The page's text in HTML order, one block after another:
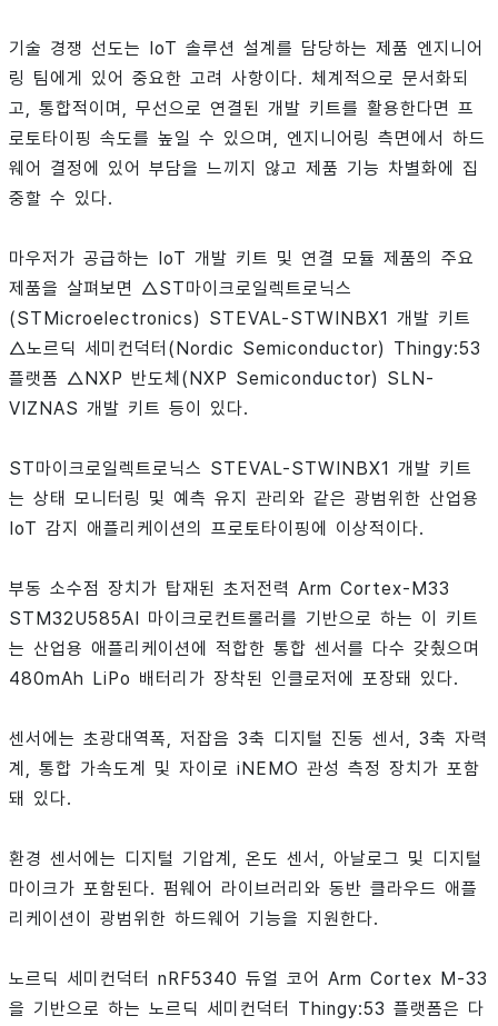
기술 경쟁 선도는 IoT 솔루션 설계를 담당하는 제품 엔지니어
링 팀에게 있어 중요한 고려 사항이다. 체계적으로 문서화되
고, 통합적이며, 무선으로 연결된 개발 키트를 활용한다면 프
로토타이핑 속도를 높일 수 있으며, 엔지니어링 측면에서 하드
웨어 결정에 있어 부담을 느끼지 않고 제품 기능 차별화에 집
중할 수 있다.
마우저가 공급하는 IoT 개발 키트 및 연결 모듈 제품의 주요
제품을 살펴보면 △ST마이크로일렉트로닉스
(STMicroelectronics) STEVAL-STWINBX1 개발 키트
△노르딕 세미컨덕터(Nordic Semiconductor) Thingy:53
플랫폼 △NXP 반도체(NXP Semiconductor) SLN-
VIZNAS 개발 키트 등이 있다.
ST마이크로일렉트로닉스 STEVAL-STWINBX1 개발 키트
는 상태 모니터링 및 예측 유지 관리와 같은 광범위한 산업용
IoT 감지 애플리케이션의 프로토타이핑에 이상적이다.
부동 소수점 장치가 탑재된 초저전력 Arm Cortex-M33
STM32U585AI 마이크로컨트롤러를 기반으로 하는 이 키트
는 산업용 애플리케이션에 적합한 통합 센서를 다수 갖췄으며
480mAh LiPo 배터리가 장착된 인클로저에 포장돼 있다.
센서에는 초광대역폭, 저잡음 3축 디지털 진동 센서, 3축 자력
계, 통합 가속도계 및 자이로 iNEMO 관성 측정 장치가 포함
돼 있다.
환경 센서에는 디지털 기압계, 온도 센서, 아날로그 및 디지털
마이크가 포함된다. 펌웨어 라이브러리와 동반 클라우드 애플
리케이션이 광범위한 하드웨어 기능을 지원한다.
노르딕 세미컨덕터 nRF5340 듀얼 코어 Arm Cortex M-33
을 기반으로 하는 노르딕 세미컨덕터 Thingy:53 플랫폼은 다